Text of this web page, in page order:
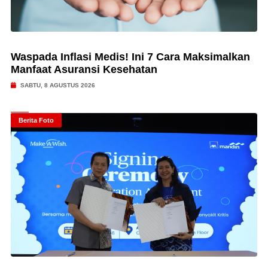
Waspada Inflasi Medis! Ini 7 Cara Maksimalkan
Manfaat Asuransi Kesehatan
SABTU, 8 AGUSTUS 2026
Berita Foto